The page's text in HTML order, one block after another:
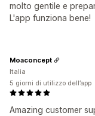
molto gentile e
L'app funziona bene!
Amazing customer
Moaconcept
Italia
5 giorni di utilizzo dell’app